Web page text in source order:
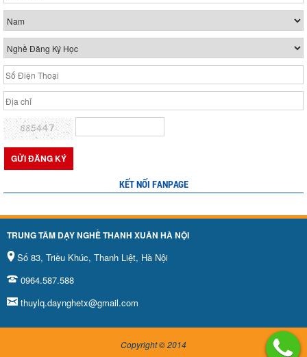
KẾT NỐI FANPAGE
TRUNG TÂM DẠY NGHỀ THANH XUÂN HÀ NỘI
Số 83, Triều Khúc, Thanh Liệt, Hà Nội
0964.587.588
thuylq.daynghetx@gmail.com
Copyright © 2014